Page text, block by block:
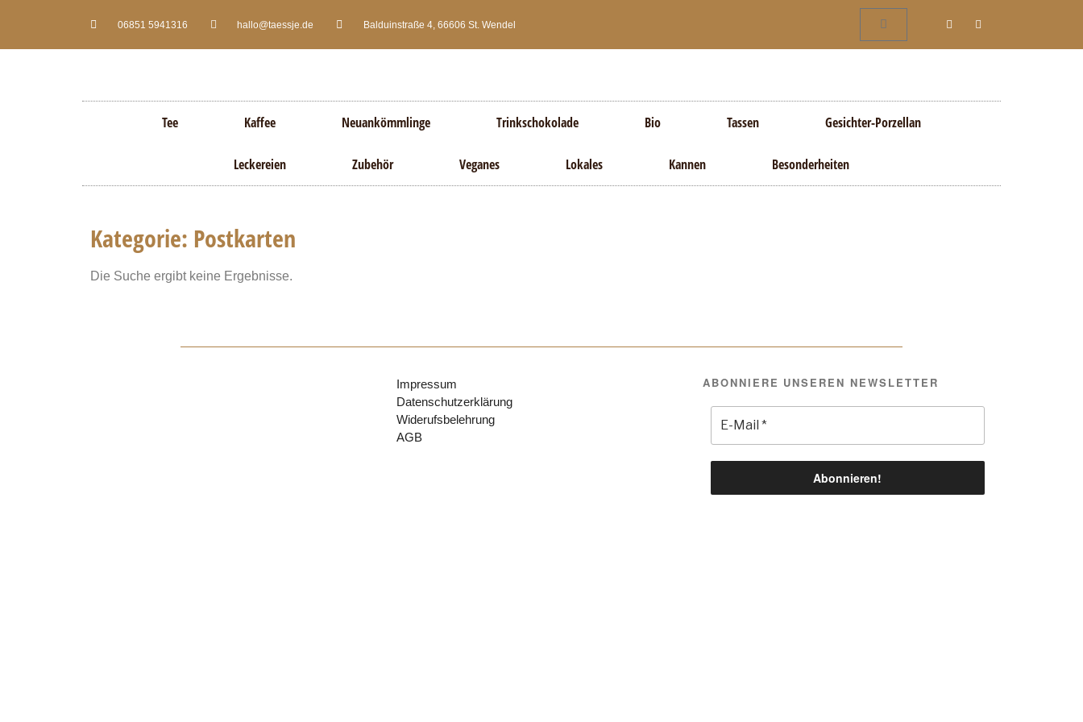
06851 5941316 hallo@taessje.de Balduinstraße 4, 66606 St. Wendel
Tee Kaffee Neuankömmlinge Trinkschokolade Bio Tassen Gesichter-Porzellan
Leckereien Zubehör Veganes Lokales Kannen Besonderheiten
Kategorie: Postkarten
Die Suche ergibt keine Ergebnisse.
Impressum
Datenschutzerklärung
Widerufsbelehrung
AGB
ABONNIERE UNSEREN NEWSLETTER